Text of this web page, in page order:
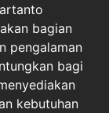
bagian
pengalaman
bagi
kebutuhan